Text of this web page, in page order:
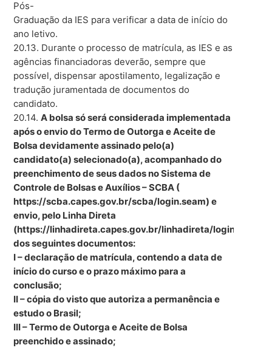
Pós-
Graduação da IES para verificar a data de início do
ano letivo.
20.13. Durante o processo de matrícula, as IES e as
agências financiadoras deverão, sempre que
possível, dispensar apostilamento, legalização e
tradução juramentada de documentos do
candidato.
20.14.A bolsa só será considerada implementada
após o envio do Termo de Outorga e Aceite de
Bolsa devidamente assinado pelo(a)
candidato(a) selecionado(a), acompanhado do
preenchimento de seus dados no Sistema de
Controle de Bolsas e Auxílios – SCBA (
https://scba.capes.gov.br/scba/login.seam) e
envio, pelo Linha Direta
(https://linhadireta.capes.gov.br/linhadireta/login.seam)
dos seguintes documentos:
I – declaração de matrícula, contendo a data de
início do curso e o prazo máximo para a
conclusão;
II – cópia do visto que autoriza a permanência e
estudo o Brasil;
III – Termo de Outorga e Aceite de Bolsa
preenchido e assinado;